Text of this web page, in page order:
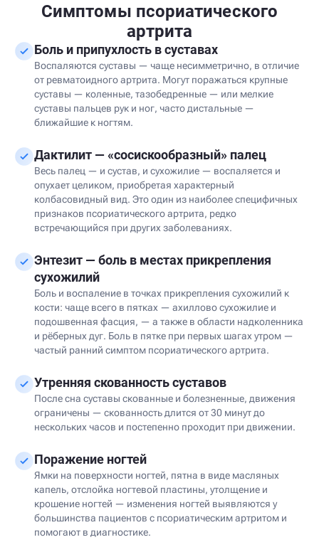
Симптомы псориатического
артрита
Боль и припухлость в суставах
Воспаляются суставы — чаще несимметрично, в отличие
от ревматоидного артрита. Могут поражаться крупные
суставы — коленные, тазобедренные — или мелкие
суставы пальцев рук и ног, часто дистальные —
ближайшие к ногтям.
Дактилит — «сосискообразный» палец
Весь палец — и сустав, и сухожилие — воспаляется и
опухает целиком, приобретая характерный
колбасовидный вид. Это один из наиболее специфичных
признаков псориатического артрита, редко
встречающийся при других заболеваниях.
Энтезит — боль в местах прикрепления
сухожилий
Боль и воспаление в точках прикрепления сухожилий к
кости: чаще всего в пятках — ахиллово сухожилие и
подошвенная фасция, — а также в области надколенника
и рёберных дуг. Боль в пятке при первых шагах утром —
частый ранний симптом псориатического артрита.
Утренняя скованность суставов
После сна суставы скованные и болезненные, движения
ограничены — скованность длится от 30 минут до
нескольких часов и постепенно проходит при движении.
Поражение ногтей
Ямки на поверхности ногтей, пятна в виде масляных
капель, отслойка ногтевой пластины, утолщение и
крошение ногтей — изменения ногтей выявляются у
большинства пациентов с псориатическим артритом и
помогают в диагностике.